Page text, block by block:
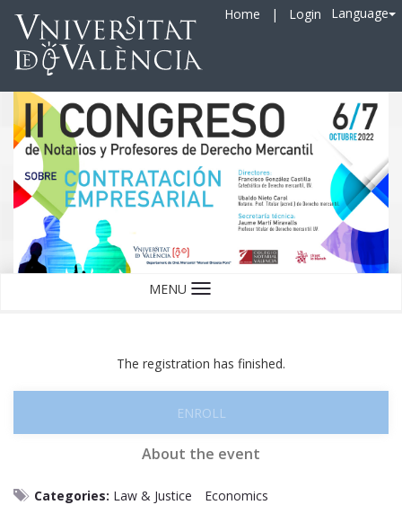
Home | Login Language
MENU Language
The registration has finished.
ENROLL
About the event
Categories: Law & Justice
Economics